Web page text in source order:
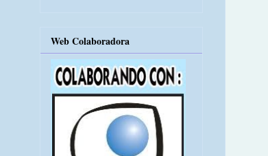
Web Colaboradora